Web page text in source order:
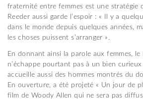
fraternité entre femmes est une stratégie
Reeder aussi garde l’espoir : « Il y a
dans le monde depuis quelques années,
les choses puissent s’arranger ».
En donnant ainsi la parole aux femmes, le
n’échappe pourtant pas à un bien
accueille aussi des hommes montrés du
En ouverture, a été projeté « Un jour de
film de Woody Allen qui ne sera pas